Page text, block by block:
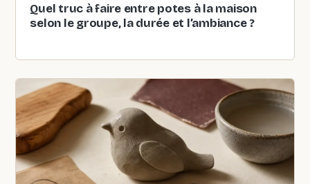
Quel truc à faire entre potes à la maison
selon le groupe, la durée et l’ambiance ?